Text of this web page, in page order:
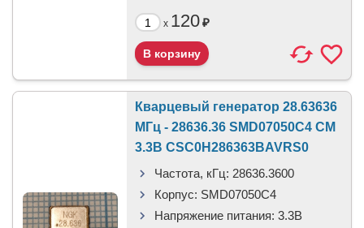
x 120₽
Кварцевый генератор 28.63636
МГц - 28636.36 SMD07050C4 CM
3.3В CSC0H286363BAVRS0
Частота, кГц: 28636.3600
Корпус: SMD07050C4
Напряжение питания: 3.3В